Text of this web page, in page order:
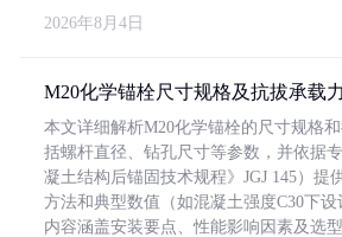
2026年8月4日
M20化学锚栓尺寸规格及抗拔承载
本文详细解析M20化学锚栓的尺寸规格
括螺杆直径、钻孔尺寸等参数，并依据
凝土结构后锚固技术规程》JGJ 145）提
方法和典型数值（如混凝土强度C30下设
内容涵盖安装要点、性能影响因素及选